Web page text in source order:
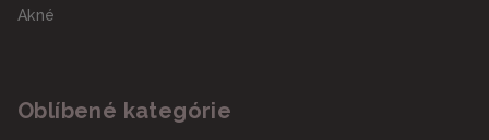
Akné
Oblíbené kategórie